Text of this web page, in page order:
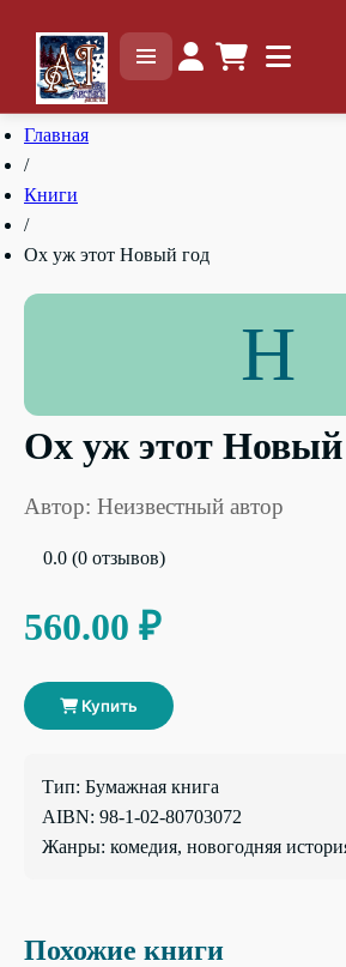
Главная
/
Книги
/
Ох уж этот Новый год
Н
Ох уж этот Новый
Автор: Неизвестный автор
0.0 (0 отзывов)
560.00 ₽
Купить
Тип: Бумажная книга
AIBN: 98-1-02-80703072
Жанры: комедия, новогодняя
Похожие книги